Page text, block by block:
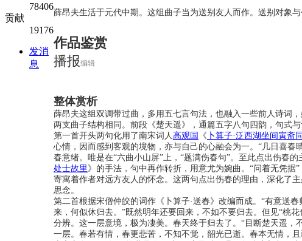
78406
贡献
19176
发消
息
薛昂夫生活于元代中期。这组曲子当为送别友人而作。送别对象
作品鉴赏
播报编辑
整体赏析
薛昂夫这组双调带过曲，多用五七言句法，也融入一些前人诗词，
两支曲子结构相同。前段《楚天遥》，通篇五字八句四韵，句式
第一首开头两句化用了南宋词人 高观国 《 卜算子·泛西湖坐间寅斋
心情，因而感到客观的境物，亦与自己的心融会为一。“几日喜
春意绪。唯是在“六曲小山屏”上，“题满伤春句”。至此点出伤春
处士故里 》的手法，句中再作转折，用意尤为婉曲。“问着无凭据
寄寓着作者对远方友人的怀念。这两句点出伤春的理由，深化了
思念。
第二首根据宋僧仲皎的词作《卜算子·送春》改编而成。“有意送
来，何似休归去。”既然明年还要回来，不如不要归去。但见“桃
分辨。这一层意境，极为凄美。春天终于归去了。“目断楚天遥
一层。春若有情，春更悲苦，不知不觉，韶光已逝。春本无情，